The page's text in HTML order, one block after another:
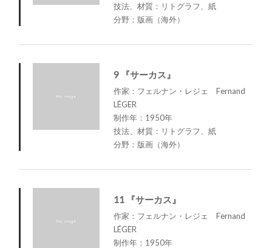
技法、材質：リトグラフ、紙
分野：版画（海外）
9 『サーカス』
作家：フェルナン・レジェ Fernand
LÉGER
制作年：1950年
技法、材質：リトグラフ、紙
分野：版画（海外）
11 『サーカス』
作家：フェルナン・レジェ Fernand
LÉGER
制作年：1950年